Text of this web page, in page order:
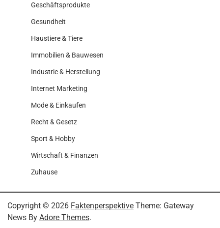
Geschäftsprodukte
Gesundheit
Haustiere & Tiere
Immobilien & Bauwesen
Industrie & Herstellung
Internet Marketing
Mode & Einkaufen
Recht & Gesetz
Sport & Hobby
Wirtschaft & Finanzen
Zuhause
Copyright © 2026 Faktenperspektive Theme: Gateway
News By Adore Themes.